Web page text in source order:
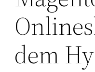
dem